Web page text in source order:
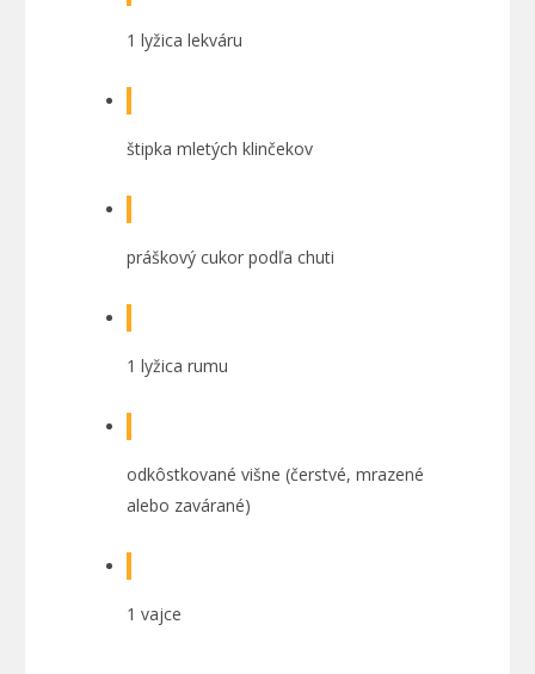
1 lyžica lekváru
štipka mletých klinčekov
práškový cukor podľa chuti
1 lyžica rumu
odkôstkované višne (čerstvé, mrazené
alebo zavárané)
1 vajce